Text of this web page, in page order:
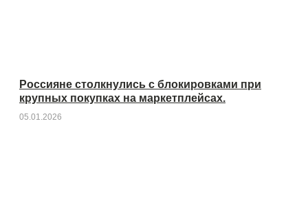
Россияне столкнулись с блокировками при
крупных покупках на маркетплейсах.
05.01.2026